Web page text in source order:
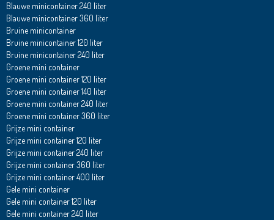
Blauwe minicontainer 240 liter
Blauwe minicontainer 360 liter
Bruine minicontainer
Bruine minicontainer 120 liter
Bruine minicontainer 240 liter
Groene mini container
Groene mini container 120 liter
Groene mini container 140 liter
Groene mini container 240 liter
Groene mini container 360 liter
Grijze mini container
Grijze mini container 120 liter
Grijze mini container 240 liter
Grijze mini container 360 liter
Grijze mini container 400 liter
Gele mini container
Gele mini container 120 liter
Gele mini container 240 liter